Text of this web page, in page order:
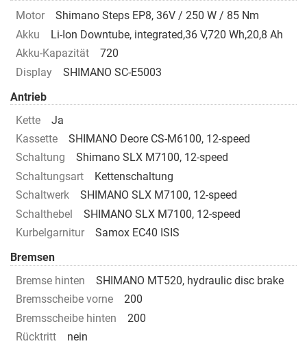
Motor
Shimano Steps EP8, 36V / 250 W / 85 Nm
Akku
Li-Ion Downtube, integrated,36 V,720 Wh,20,8 Ah
Akku-Kapazität
720
Display
SHIMANO SC-E5003
Antrieb
Kette
Ja
Kassette
SHIMANO Deore CS-M6100, 12-speed
Schaltung
Shimano SLX M7100, 12-speed
Schaltungsart
Kettenschaltung
Schaltwerk
SHIMANO SLX M7100, 12-speed
Schalthebel
SHIMANO SLX M7100, 12-speed
Kurbelgarnitur
Samox EC40 ISIS
Bremsen
Bremse hinten
SHIMANO MT520, hydraulic disc brake
Bremsscheibe vorne
200
Bremsscheibe hinten
200
Rücktritt
nein